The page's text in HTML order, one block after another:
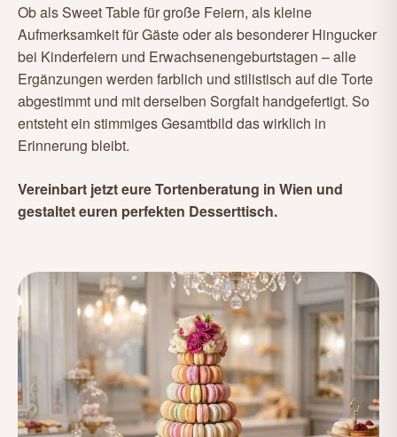
Ob als Sweet Table für große Feiern, als kleine
Aufmerksamkeit für Gäste oder als besonderer Hingucker
bei Kinderfeiern und Erwachsenengeburtstagen – alle
Ergänzungen werden farblich und stilistisch auf die Torte
abgestimmt und mit derselben Sorgfalt handgefertigt. So
entsteht ein stimmiges Gesamtbild das wirklich in
Erinnerung bleibt.
Vereinbart jetzt eure Tortenberatung in Wien und
gestaltet euren perfekten Desserttisch.